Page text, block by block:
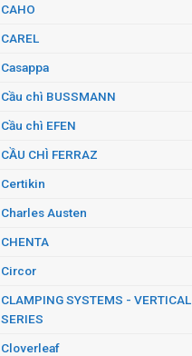
CAHO
CAREL
Casappa
Cầu chì BUSSMANN
Cầu chì EFEN
CẦU CHÌ FERRAZ
Certikin
Charles Austen
CHENTA
Circor
CLAMPING SYSTEMS - VERTICAL
SERIES
Cloverleaf